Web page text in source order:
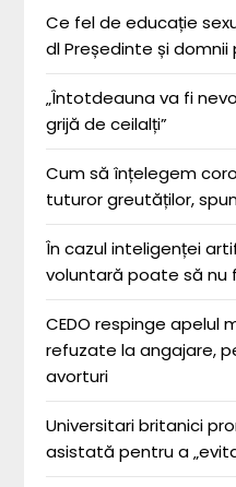
Ce fel de educație
dl Președinte și
„Întotdeauna va fi
grijă de ceilalți”
Cum să înțelegem
tuturor greutăților,
În cazul inteligenței
voluntară poate să nu
CEDO respinge apelul
refuzate la angajare,
avorturi
Universitari britanici
asistată pentru a